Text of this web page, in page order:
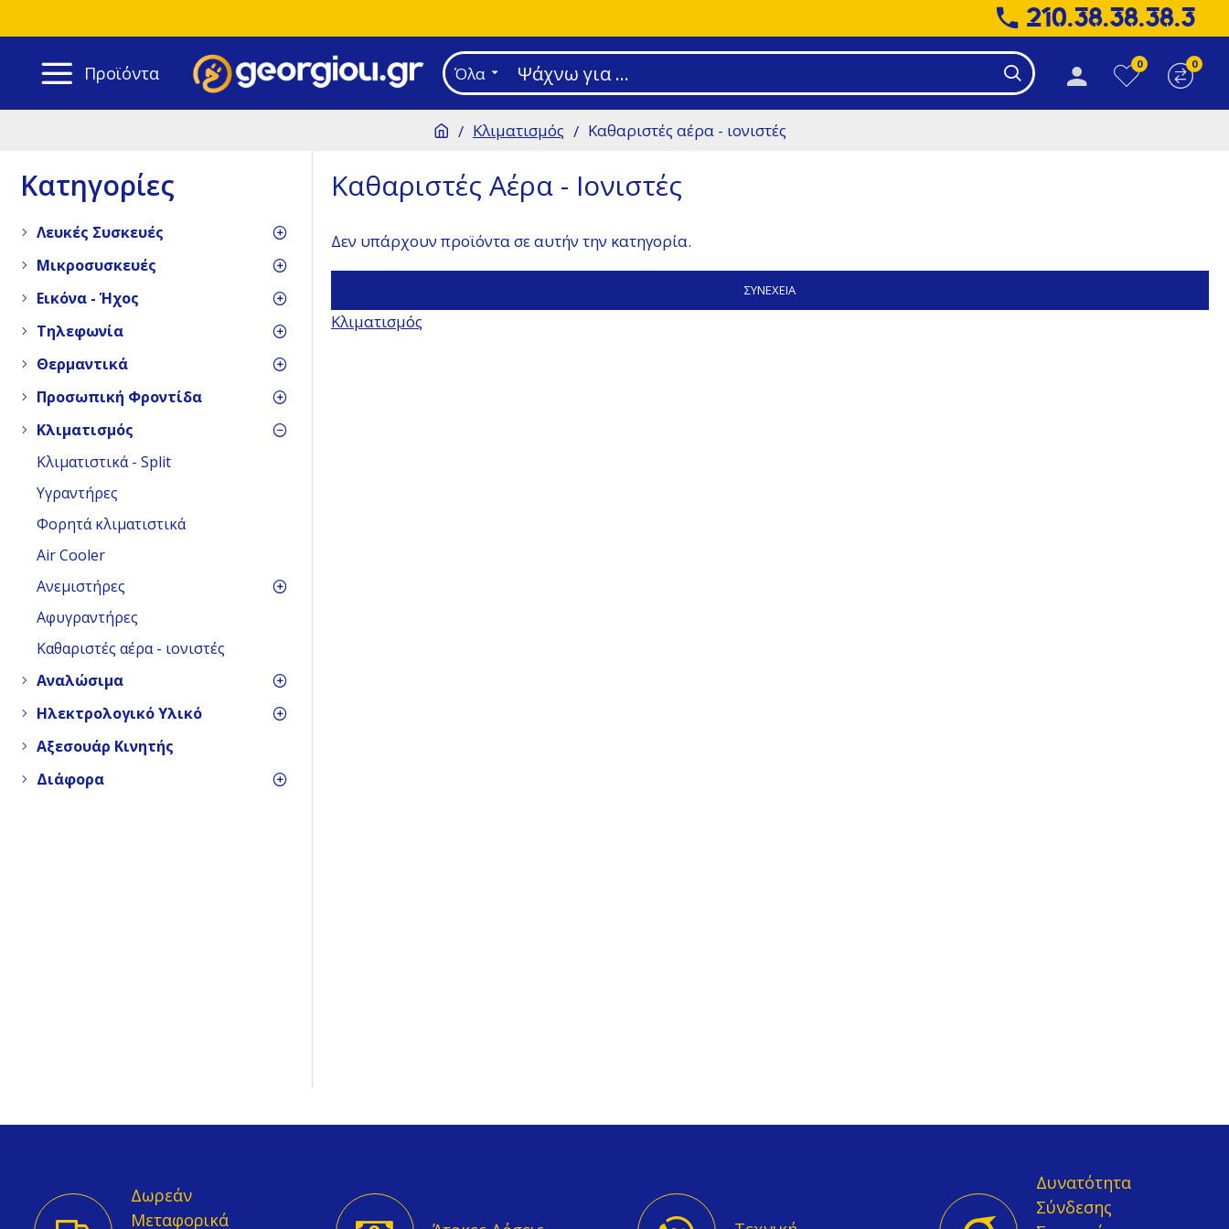
210.38.38.38.3
Προϊόντα Όλα 0 0
Κλιματισμός Καθαριστές αέρα - ιονιστές
Κατηγορίες
Λευκές Συσκευές
Μικροσυσκευές
Εικόνα - Ήχος
Τηλεφωνία
Θερμαντικά
Προσωπική Φροντίδα
Κλιματισμός
Κλιματιστικά - Split
Υγραντήρες
Φορητά κλιματιστικά
Air Cooler
Ανεμιστήρες
Αφυγραντήρες
Καθαριστές αέρα - ιονιστές
Αναλώσιμα
Ηλεκτρολογικό Υλικό
Αξεσουάρ Κινητής
Διάφορα
Καθαριστές Αέρα - Ιονιστές
Δεν υπάρχουν προϊόντα σε αυτήν την κατηγορία.
ΣΥΝΈΧΕΙΑ
Κλιματισμός
Δωρεάν
Μεταφορικά
Δυνατότητα
Σύνδεσης
Βρείτε Μας
info@georgiou.gr
Μεσολογγίου 12 - ΜελΪσσια